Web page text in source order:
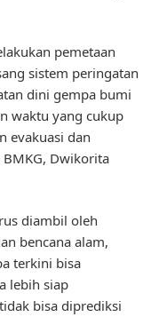
pemetaan
sistem peringatan
dini gempa bumi
waktu yang cukup
evakuasi dan
BMKG, Dwikorita
diambil oleh
bencana alam,
terkini bisa
lebih siap
bisa diprediksi